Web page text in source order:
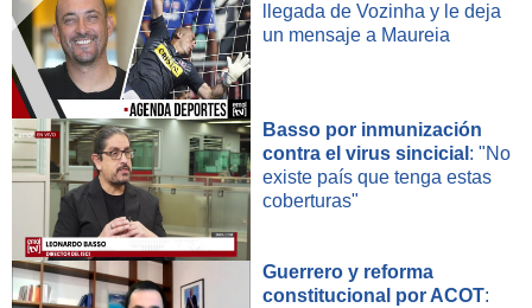
llegada de Vozinha y le deja
un mensaje a Maureia
Basso por inmunización
contra el virus sincicial : "No
existe país que tenga estas
coberturas"
Guerrero y reforma
constitucional por ACOT: